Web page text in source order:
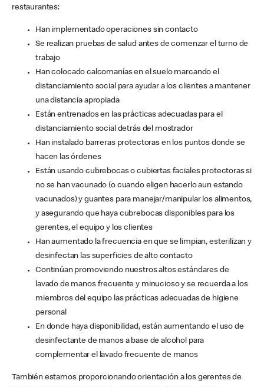
restaurantes:
Han implementado operaciones sin contacto
Se realizan pruebas de salud antes de comenzar el turno de
trabajo
Han colocado calcomanías en el suelo marcando el
distanciamiento social para ayudar a los clientes a mantener
una distancia apropiada
Están entrenados en las prácticas adecuadas para el
distanciamiento social detrás del mostrador
Han instalado barreras protectoras en los puntos donde se
hacen las órdenes
Están usando cubrebocas o cubiertas faciales protectoras si
no se han vacunado (o cuando eligen hacerlo aun estando
vacunados) y guantes para manejar/manipular los alimentos,
y asegurando que haya cubrebocas disponibles para los
gerentes, el equipo y los clientes
Han aumentado la frecuencia en que se limpian, esterilizan y
desinfectan las superficies de alto contacto
Continúan promoviendo nuestros altos estándares de
lavado de manos frecuente y minucioso y se recuerda a los
miembros del equipo las prácticas adecuadas de higiene
personal
En donde haya disponibilidad, están aumentando el uso de
desinfectante de manos a base de alcohol para
complementar el lavado frecuente de manos
También estamos proporcionando orientación a los gerentes de